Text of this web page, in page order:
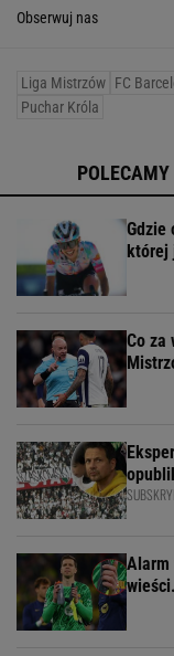
Obserwuj nas
Liga Mistrzów FC
Puchar Króla
POLECAMY
Gdzie
której
Co za
Alarm